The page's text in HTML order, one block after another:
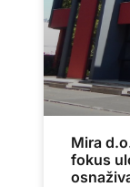
Mira
fokus